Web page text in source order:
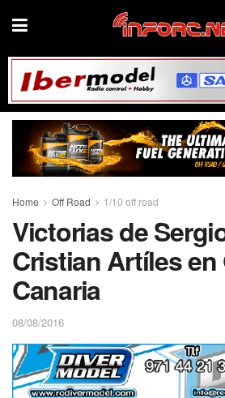
Home Off Road 1/10 off road
Victorias de
Cristian Artíles en
Canaria
08/08/2016